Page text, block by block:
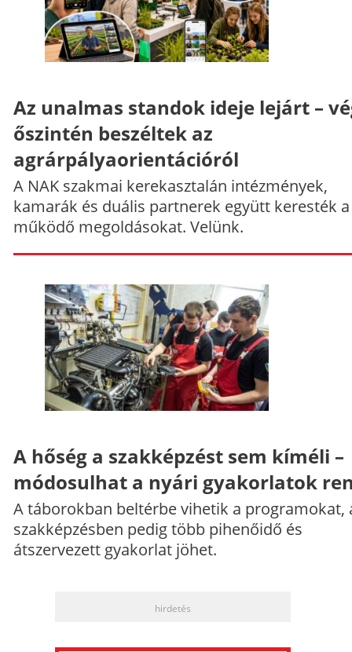
Az unalmas standok ideje lejárt –
őszintén beszéltek az
agrárpályaorientációról
A NAK szakmai kerekasztalán intézmények,
kamarák és duális partnerek együtt keresték a
működő megoldásokat. Velünk.
A hőség a szakképzést sem kíméli –
módosulhat a nyári gyakorlatok
A táborokban beltérbe vihetik a programokat,
szakképzésben pedig több pihenőidő és
átszervezett gyakorlat jöhet.
hirdetés